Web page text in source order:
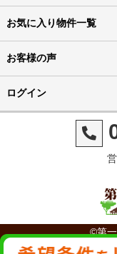
お気に入り物件一覧
お客様の声
ログイン
©第